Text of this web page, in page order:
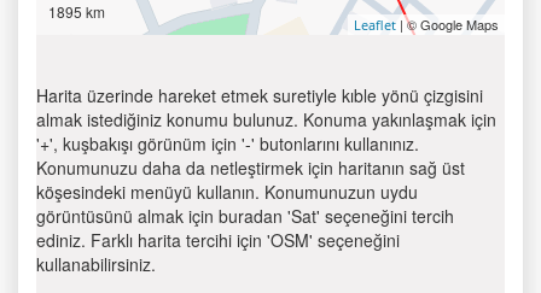
1895 km
Leaflet | © Google Maps
Harita üzerinde hareket etmek suretiyle kıble yönü çizgisini
almak istediğiniz konumu bulunuz. Konuma yakınlaşmak için
'+', kuşbakışı görünüm için '-' butonlarını kullanınız.
Konumunuzu daha da netleştirmek için haritanın sağ üst
köşesindeki menüyü kullanın. Konumunuzun uydu
görüntüsünü almak için buradan 'Sat' seçeneğini tercih
ediniz. Farklı harita tercihi için 'OSM' seçeneğini
kullanabilirsiniz.